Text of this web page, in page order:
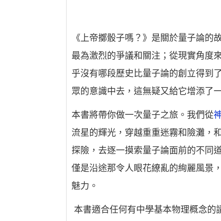
《上帝擲骰子嗎？》是關於量子論的
最為激烈的爭議和關注；從現實角度
乎沒有哪段歷史比量子論的創立得到
眾的意識中去，這無疑又給它增添了
本書將帶你做一次量子之旅。我們從
流星的輝光，穿越重重迷霧和險灘，
探險，去逐一摸索量子論面前的不同
僅是沿途那令人眼花繚亂的絢麗風
魅力。
本書適合任何有中學基本物理概念